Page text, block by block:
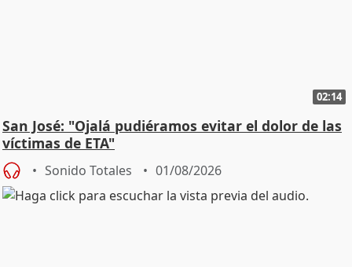
02:14
San José: "Ojalá pudiéramos evitar el dolor de las
víctimas de ETA"
Sonido Totales 01/08/2026